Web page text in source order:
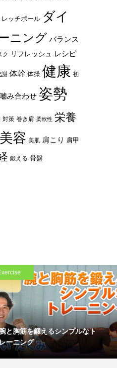
レッチポール ダイ
ニング バランス
ク リフレッシュ レシピ
謝 体幹 体操 健康 初
嚙み合わせ 姿勢
対策 巻き肩 柔軟性 栄養
美容 美肌 肩こり 肩甲
鍛える 骨盤
と胸筋を鍛えるシンプルなト
ーニング